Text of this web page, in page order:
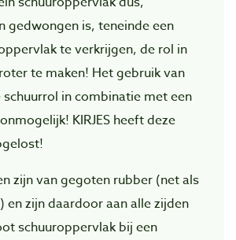
gedwongen is, teneinde een
te verkrijgen, de rol in
te maken! Het gebruik van
in combinatie met een
KIRJES heeft deze
zijn van gegoten rubber (net als
en zijn daardoor aan alle zijden
schuuroppervlak bij een